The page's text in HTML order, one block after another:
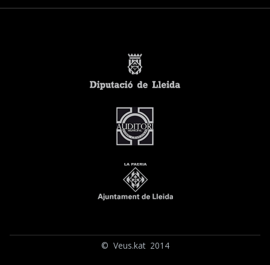
© Veus.kat 2014